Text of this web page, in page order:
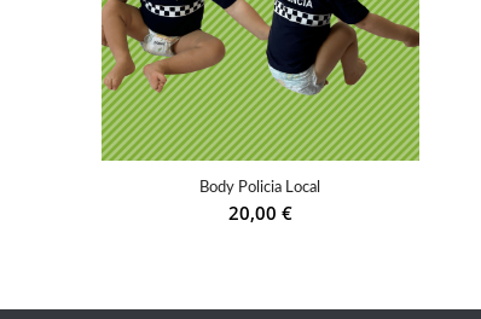
Body Policia Local
20,00 €